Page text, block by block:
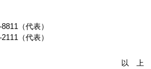
（代表）
（代表）
以 上